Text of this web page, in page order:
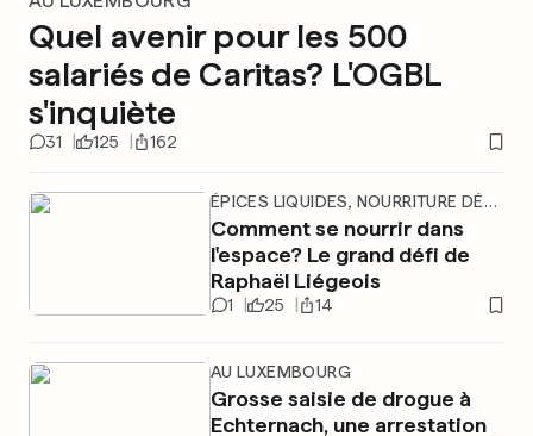
Quel avenir pour les 500
salariés de Caritas? L'OGBL
s'inquiète
31 125 162
ÉPICES LIQUIDES, NOURRITURE DÉSHYDRATÉE,...
Comment se nourrir dans
l'espace? Le grand défi de
Raphaël Liégeois
1 25 14
AU LUXEMBOURG
Grosse saisie de drogue à
Echternach, une arrestation